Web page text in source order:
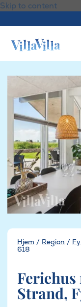
Skip to content
Hjem / Region /
618
Feriehus
Strand,